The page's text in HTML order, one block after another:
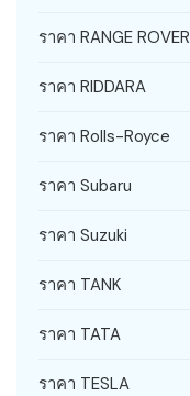
ราคา RANGE ROVER
ราคา RIDDARA
ราคา Rolls-Royce
ราคา Subaru
ราคา Suzuki
ราคา TANK
ราคา TATA
ราคา TESLA